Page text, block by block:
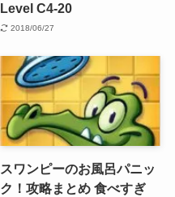
Level C4-20
2018/06/27
スワンピーのお風呂パニッ
ク！攻略まとめ 食べすぎ